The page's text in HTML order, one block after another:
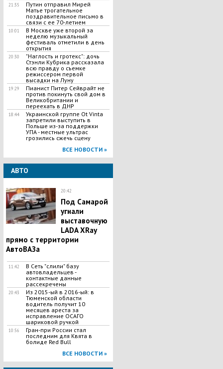
21:35
Путин отправил Мирей
Матье трогательное
поздравительное письмо в
связи с ее 70-летием
10:01
В Москве уже второй за
неделю музыкальный
фестиваль отметили в день
открытия
20:30
"Наглость и гротекс": дочь
Стэнли Кубрика рассказала
всю правду о съемке
режиссером первой
высадки на Луну
19:29
Пианист Питер Сейврайт не
против покинуть свой дом в
Великобритании и
переехать в ДНР
18:44
Украинской группе Ot Vinta
запретили выступить в
Польше из-за поддержки
УПА - местные ультрас
грозились сжечь сцену
ВСЕ НОВОСТИ »
АВТО
20:42
Под Самарой
угнали
выставочную
LADA XRay
прямо с территории
АвтоВАЗа
11:42
В Сеть "слили" базу
автовладельцев -
контактные данные
рассекречены
20:43
Из 2015-ый в 2016-ый: в
Тюменской области
водитель получит 10
месяцев ареста за
исправление ОСАГО
шариковой ручкой
10:56
Гран-при России стал
последним для Квята в
болиде Red Bull
ВСЕ НОВОСТИ »